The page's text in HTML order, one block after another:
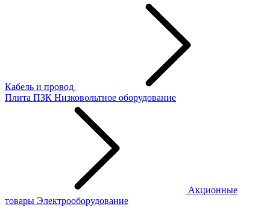
Кабель и провод
Плита ПЗК Низковольтное оборудование
Акционные
товары Электрооборудование